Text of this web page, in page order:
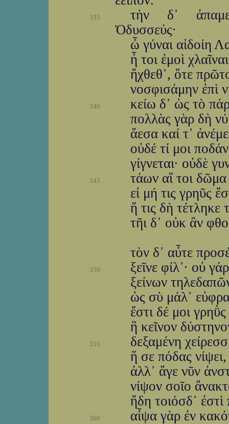
335
τὴν δ᾽
Ὀδυσσεύς·
ὦ γύναι αἰδοίη
ἦ τοι ἐμοὶ
ἤχθεθ᾽, ὅτε
νοσφισάμην ἐπὶ
340
κείω δ᾽ ὡς τὸ
πολλὰς γὰρ δὴ
ἄεσα καί τ᾽
οὐδέ τί μοι
γίγνεται· οὐδὲ
345
τάων αἵ τοι δῶμα
εἰ μή τις γρηῦς
ἥ τις δὴ τέτληκε
τῆι δ᾽ οὐκ ἂν
τὸν δ᾽ αὖτε
350
ξεῖνε φίλ᾽· οὐ
ξείνων
ὡς σὺ μάλ᾽
ἔστι δέ μοι
ἣ κεῖνον
355
δεξαμένη
ἥ σε πόδας
ἀλλ᾽ ἄγε νῦν
νίψον σοῖο
ἤδη τοιόσδ᾽ ἐστὶ
360
αἶψα γὰρ ἐν